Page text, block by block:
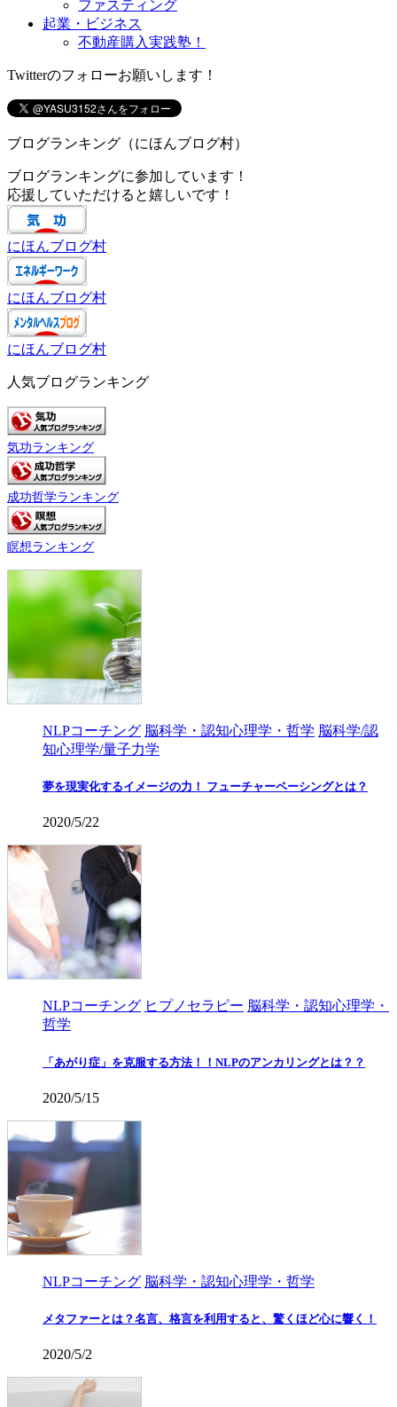
ファスティング
起業・ビジネス
不動産購入実践塾！
Twitterのフォローお願いします！
ブログランキング（にほんブログ村）
ブログランキングに参加しています！
応援していただけると嬉しいです！
にほんブログ村
にほんブログ村
にほんブログ村
人気ブログランキング
気功ランキング
成功哲学ランキング
瞑想ランキング
NLPコーチング 脳科学・認知心理学・哲学 脳科学/認
知心理学/量子力学
夢を現実化するイメージの力！ フューチャーペーシングとは？
2020/5/22
NLPコーチング ヒプノセラピー 脳科学・認知心理学・
哲学
「あがり症」を克服する方法！！NLPのアンカリングとは？？
2020/5/15
NLPコーチング 脳科学・認知心理学・哲学
メタファーとは？名言、格言を利用すると、驚くほど心に響く！
2020/5/2